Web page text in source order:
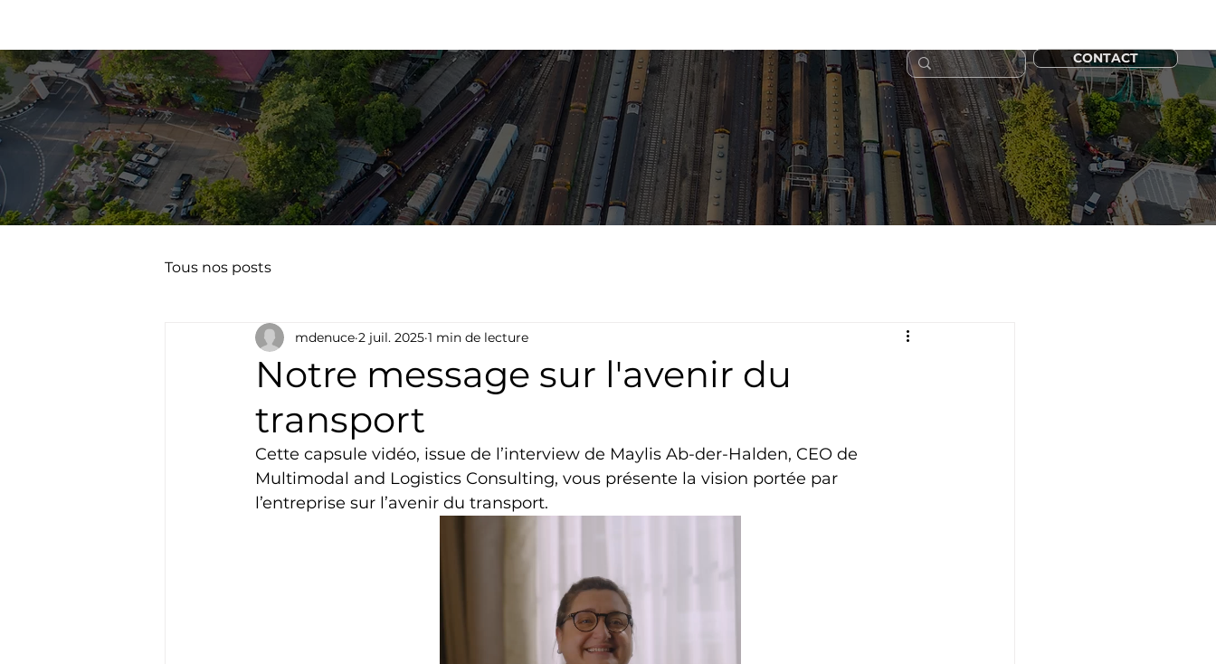
ACCUEIL SERVICES ACTUALITÉS À PROPOS NOS 10 ANS ! CONTACT
Tous nos posts
Notre message sur l'avenir du
transport
mdenuce 2 juil. 2025 1 min de lecture
Cette capsule vidéo, issue de l’interview de Maylis Ab-der-Halden, CEO de
Multimodal and Logistics Consulting, vous présente la vision portée par
l’entreprise sur l’avenir du transport.